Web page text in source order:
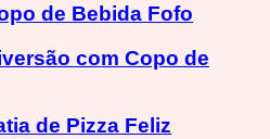
de Bebida Fofo
com Copo de
de Pizza Feliz